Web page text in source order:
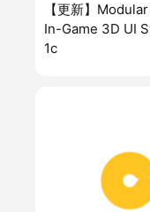
【更新】
In-Game 3D UI
1c